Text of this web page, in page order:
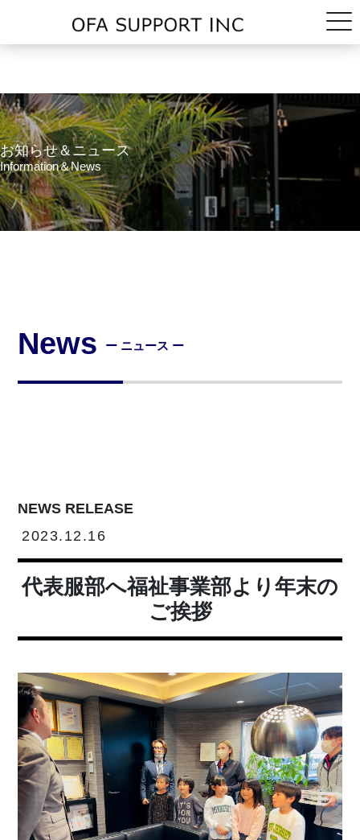
お知らせ＆ニュース
Information＆News
News ー ニュース ー
NEWS RELEASE
2023.12.16
代表服部へ福祉事業部より年末の
ご挨拶